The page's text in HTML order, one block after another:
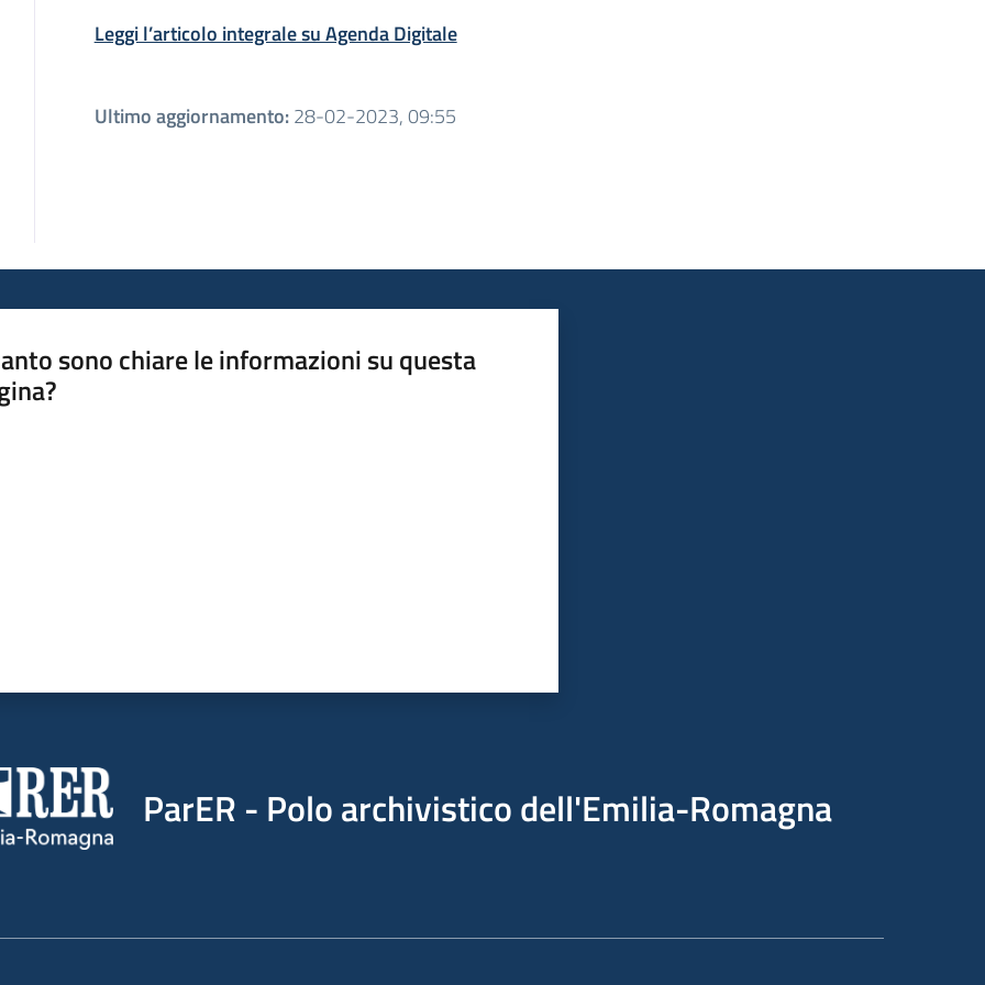
Leggi l’articolo integrale su Agenda Digitale
Ultimo aggiornamento:28-02-2023, 09:55
sono chiare le informazioni su questa
ParER - Polo archivistico dell'Emilia-Romagna